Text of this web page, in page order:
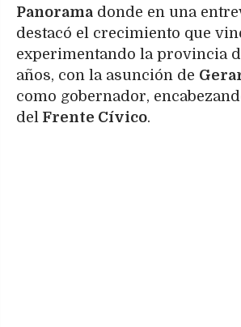
Panorama donde en una
destacó el crecimiento que
experimentando la provincia
años, con la asunción de
como gobernador,
del Frente Cívico.